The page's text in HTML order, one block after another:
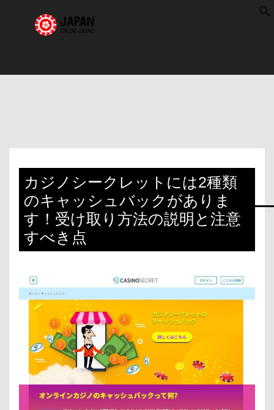
カジノシークレットには2種類
のキャッシュバックがありま
す！受け取り方法の説明と注意
すべき点